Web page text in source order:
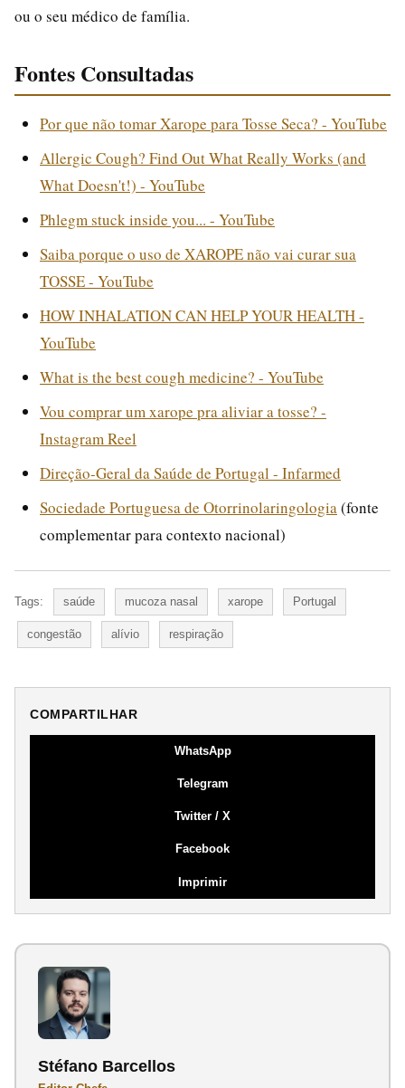
ou o seu médico de família.
Fontes Consultadas
Por que não tomar Xarope para Tosse Seca? - YouTube
Allergic Cough? Find Out What Really Works (and
What Doesn't!) - YouTube
Phlegm stuck inside you... - YouTube
Saiba porque o uso de XAROPE não vai curar sua
TOSSE - YouTube
HOW INHALATION CAN HELP YOUR HEALTH -
YouTube
What is the best cough medicine? - YouTube
Vou comprar um xarope pra aliviar a tosse? -
Instagram Reel
Direção-Geral da Saúde de Portugal - Infarmed
Sociedade Portuguesa de Otorrinolaringologia (fonte
complementar para contexto nacional)
Tags: saúde mucoza nasal xarope Portugal
congestão alívio respiração
COMPARTILHAR
WhatsApp
Telegram
Twitter / X
Facebook
Imprimir
Stéfano Barcellos